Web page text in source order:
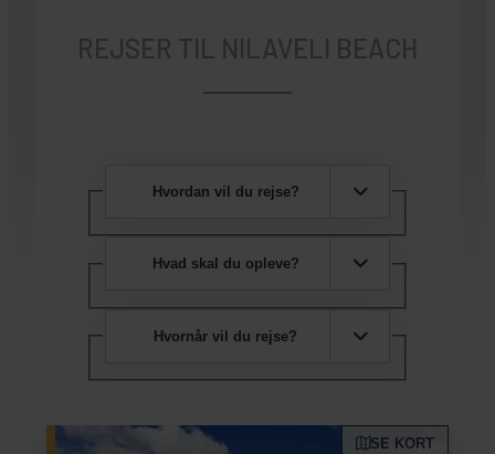
REJSER TIL NILAVELI BEACH
Hvordan vil du rejse?
Hvad skal du opleve?
Hvornår vil du rejse?
SE KORT